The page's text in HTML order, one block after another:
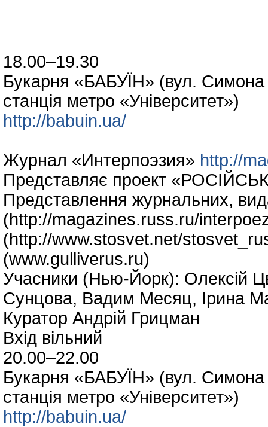
18.00–19.30
Букарня «БАБУЇН» (вул.
станція метро «Університет»)
http://babuin.ua/
Журнал «Интерпоэзия» http://
Представляє проект
Представлення журнальних,
(http://magazines.russ.ru/
(http://www.stosvet.net/
(www.gulliverus.ru)
Учасники (Нью-Йорк): Олексій
Сунцова, Вадим Месяц, Ірина
Куратор Андрій Грицман
Вхід вільний
20.00–22.00
Букарня «БАБУЇН» (вул.
станція метро «Університет»)
http://babuin.ua/